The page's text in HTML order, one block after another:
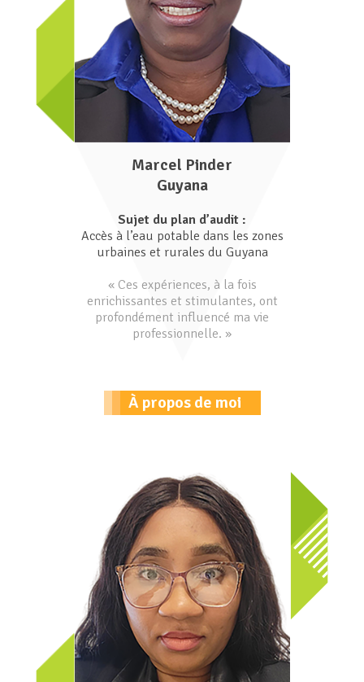
Marcel Pinder
Guyana
Sujet du plan d’audit :
Accès à l’eau potable dans les zones
urbaines et rurales du Guyana
« Ces expériences, à la fois
enrichissantes et stimulantes, ont
profondément influencé ma vie
professionnelle. »
À propos de moi